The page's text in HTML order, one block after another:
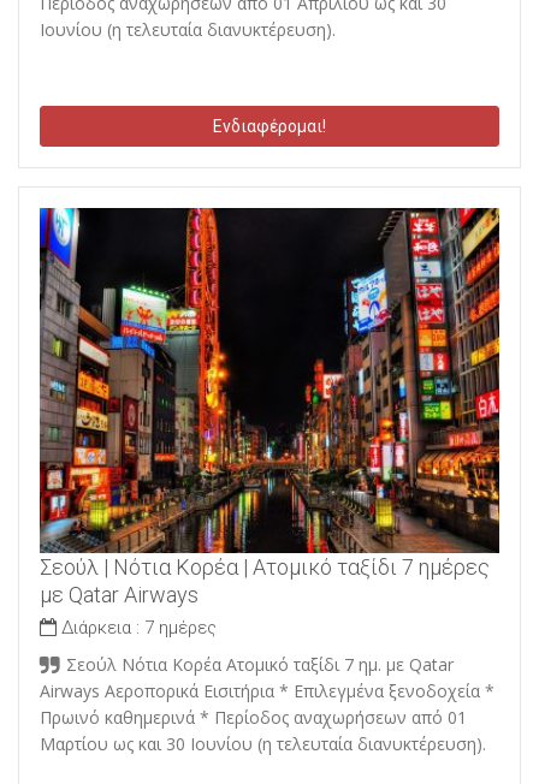
Ιουνίου (η τελευταία διανυκτέρευση).
Ενδιαφέρομαι!
Σεούλ | Νότια Κορέα | Ατομικό ταξίδι 7 ημέρες
με Qatar Airways
Διάρκεια : 7 ημέρες
Σεούλ Νότια Κορέα Ατομικό ταξίδι 7 ημ. με Qatar
Airways Αεροπορικά Εισιτήρια * Επιλεγμένα ξενοδοχεία *
Πρωινό καθημερινά * Περίοδος αναχωρήσεων από 01
Μαρτίου ως και 30 Ιουνίου (η τελευταία διανυκτέρευση).